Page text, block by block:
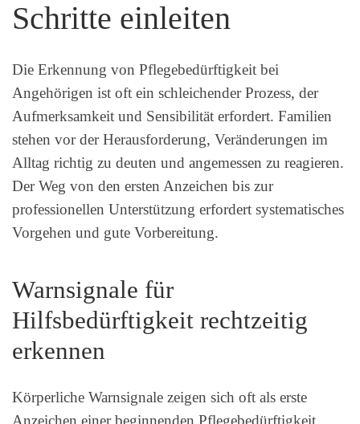
Schritte einleiten
Die Erkennung von Pflegebedürftigkeit bei
Angehörigen ist oft ein schleichender Prozess, der
Aufmerksamkeit und Sensibilität erfordert. Familien
stehen vor der Herausforderung, Veränderungen im
Alltag richtig zu deuten und angemessen zu reagieren.
Der Weg von den ersten Anzeichen bis zur
professionellen Unterstützung erfordert systematisches
Vorgehen und gute Vorbereitung.
Warnsignale für
Hilfsbedürftigkeit rechtzeitig
erkennen
Körperliche Warnsignale zeigen sich oft als erste